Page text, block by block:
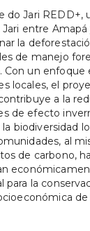
do Jari REDD+,
entre Amapá
la
de manejo
Con un enfoque
locales, el
a la
de efecto
biodiversidad
al
de carbono,
para la